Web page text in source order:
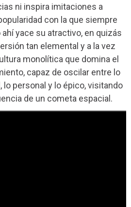
ni inspira imitaciones a
con la que siempre
yace su atractivo, en quizás
tan elemental y a la vez
monolítica que domina el
capaz de oscilar entre lo
lo personal y lo épico, visitando
de un cometa espacial.